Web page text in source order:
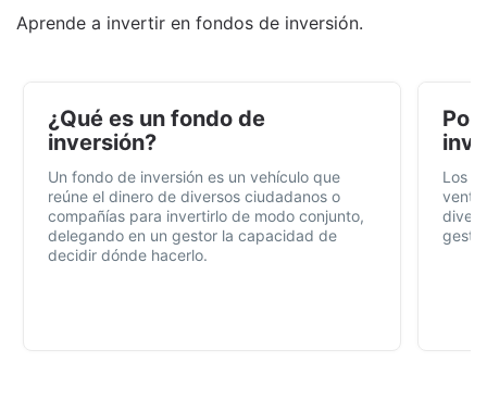
Aprende a invertir en fondos de inversión.
¿Qué es un fondo de
inversión?
Un fondo de inversión es un vehículo que
reúne el dinero de diversos ciudadanos o
compañías para invertirlo de modo conjunto,
delegando en un gestor la capacidad de
decidir dónde hacerlo.
Por
Los